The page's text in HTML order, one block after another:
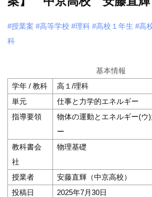
#授業案 #高等学校 #理科 #高校１年生 #高
科
基本情報
学年 / 教科
高１/理科
単元
仕事と力学的エネルギー
指導要領
物体の運動とエネルギー(ウ
ー
教科書会
社
物理基礎
授業者
安藤直輝（中京高校）
投稿日
2025年7月30日